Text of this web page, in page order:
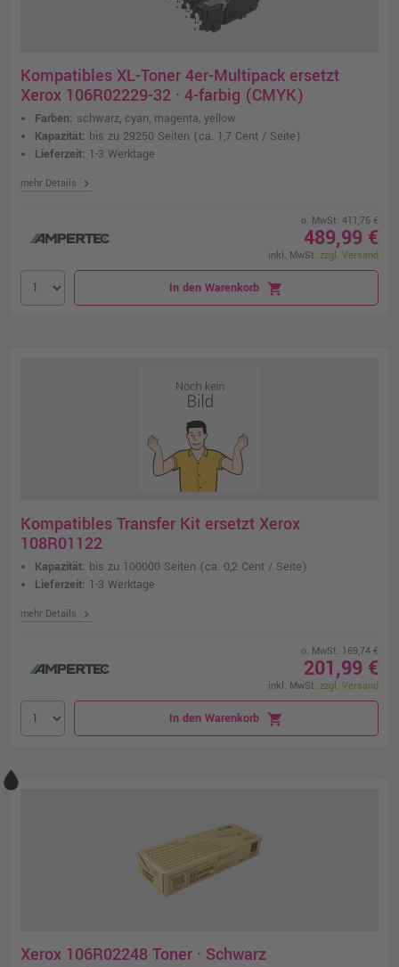
Kompatibles XL-Toner 4er-Multipack ersetzt
Xerox 106R02229-32 · 4-farbig (CMYK)
Farben: schwarz, cyan, magenta, yellow
Kapazität: bis zu 29250 Seiten (ca. 1,7 Cent / Seite)
Lieferzeit: 1-3 Werktage
mehr Details chevron_right
o. MwSt. 411,76 €
489,99 €
inkl. MwSt. zzgl. Versand
In den Warenkorb shopping_cart
Kompatibles Transfer Kit ersetzt Xerox
108R01122
Kapazität: bis zu 100000 Seiten (ca. 0,2 Cent / Seite)
Lieferzeit: 1-3 Werktage
mehr Details chevron_right
o. MwSt. 169,74 €
201,99 €
inkl. MwSt. zzgl. Versand
In den Warenkorb shopping_cart
Xerox 106R02248 Toner · Schwarz